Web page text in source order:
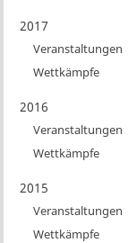
2017
Veranstaltungen
Wettkämpfe
2016
Veranstaltungen
Wettkämpfe
2015
Veranstaltungen
Wettkämpfe